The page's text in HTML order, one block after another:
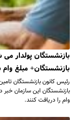
بازنشستگان پولدار
بازنشستگان+ مبلغ وام
رئیس کانون بازنشستگان
بازنشستگان این سازمان خبر
وام را دریافت کنند.